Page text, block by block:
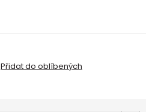
Přidat do oblíbených